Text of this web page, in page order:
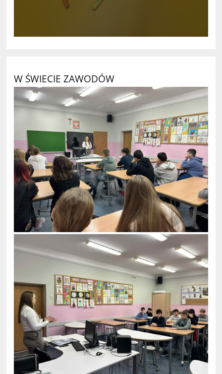
W ŚWIECIE ZAWODÓW